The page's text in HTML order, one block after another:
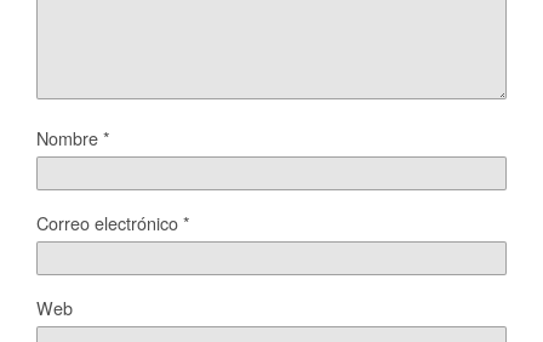
Nombre*
Correo electrónico*
Web